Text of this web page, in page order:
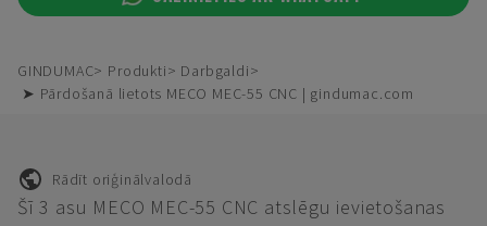
GINDUMAC Produkti
Darbgaldi
➤ Pārdošanā lietots MECO MEC-55 CNC | gindumac.com
Rādīt oriģinālvalodā
Šī 3 asu MECO MEC-55 CNC atslēgu ievietošanas